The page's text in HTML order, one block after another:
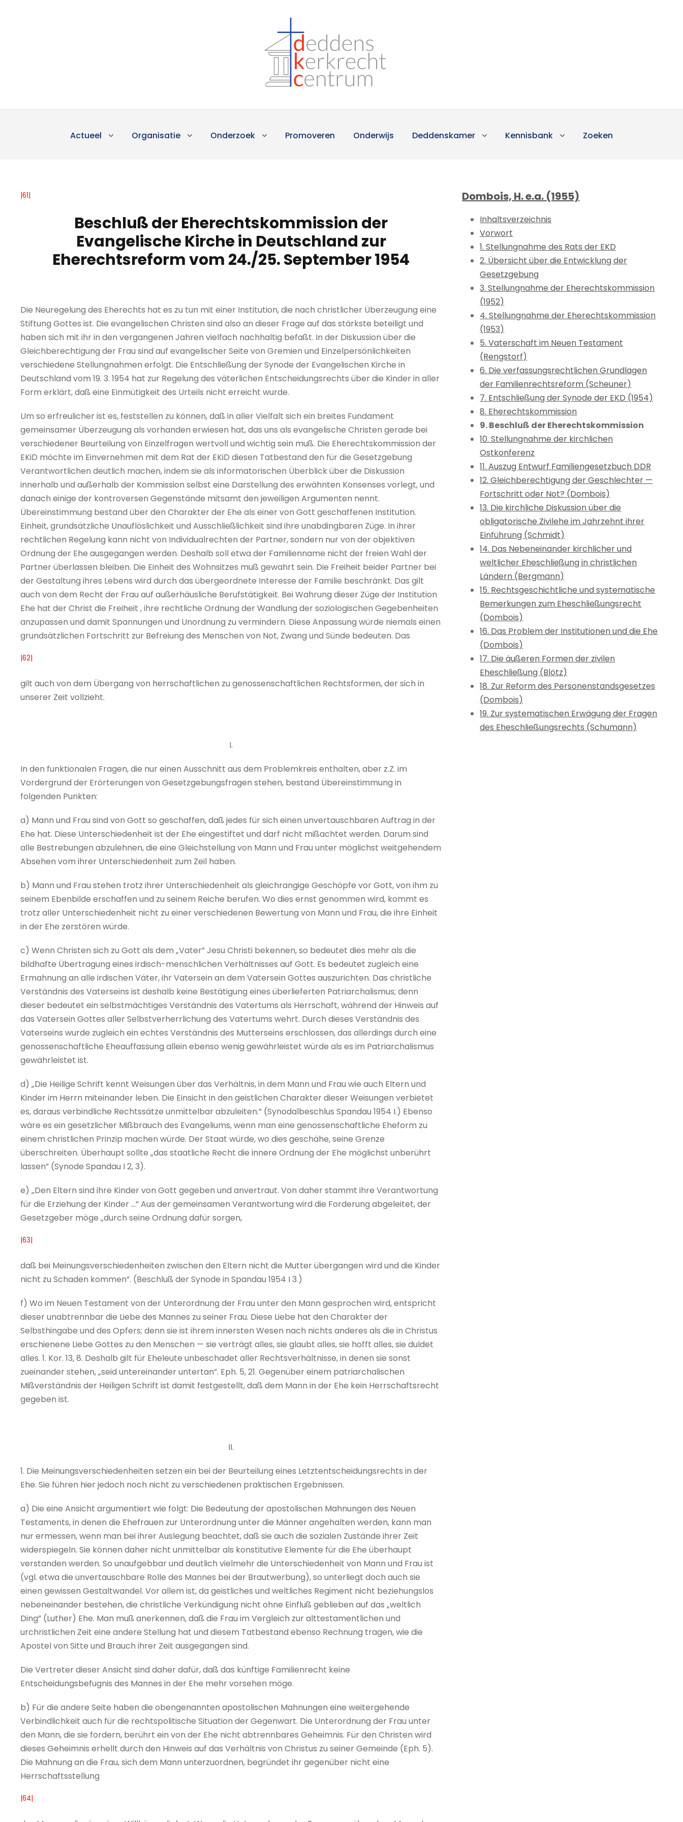
Actueel Organisatie Onderzoek Promoveren Onderwijs Deddenskamer Kennisbank Zoeken
|61|
Beschluß der Eherechtskommission der
Evangelische Kirche in Deutschland zur
Eherechtsreform vom 24./25. September 1954
Die Neuregelung des Eherechts hat es zu tun mit einer Institution, die nach christlicher Überzeugung eine
Stiftung Gottes ist. Die evangelischen Christen sind also an dieser Frage auf das stärkste beteiligt und
haben sich mit ihr in den vergangenen Jahren vielfach nachhaltig befaßt. In der Diskussion über die
Gleichberechtigung der Frau sind auf evangelischer Seite von Gremien und Einzelpersönlichkeiten
verschiedene Stellungnahmen erfolgt. Die Entschließung der Synode der Evangelischen Kirche in
Deutschland vom 19. 3. 1954 hat zur Regelung des väterlichen Entscheidungsrechts über die Kinder in aller
Form erklärt, daß eine Einmütigkeit des Urteils nicht erreicht wurde.
Um so erfreulicher ist es, feststellen zu können, daß in aller Vielfalt sich ein breites Fundament
gemeinsamer Überzeugung als vorhanden erwiesen hat, das uns als evangelische Christen gerade bei
verschiedener Beurteilung von Einzelfragen wertvoll und wichtig sein muß. Die Eherechtskommission der
EKiD möchte im Einvernehmen mit dem Rat der EKiD diesen Tatbestand den für die Gesetzgebung
Verantwortlichen deutlich machen, indem sie als informatorischen Überblick über die Diskussion
innerhalb und außerhalb der Kommission selbst eine Darstellung des erwähnten Konsenses vorlegt, und
danach einige der kontroversen Gegenstände mitsamt den jeweiligen Argumenten nennt.
Übereinstimmung bestand über den Charakter der Ehe als einer von Gott geschaffenen Institution.
Einheit, grundsätzliche Unauflöslichkeit und Ausschließlichkeit sind ihre unabdingbaren Züge. In ihrer
rechtlichen Regelung kann nicht von Individualrechten der Partner, sondern nur von der objektiven
Ordnung der Ehe ausgegangen werden. Deshalb soll etwa der Familienname nicht der freien Wahl der
Partner überlassen bleiben. Die Einheit des Wohnsitzes muß gewahrt sein. Die Freiheit beider Partner bei
der Gestaltung ihres Lebens wird durch das übergeordnete Interesse der Familie beschränkt. Das gilt
auch von dem Recht der Frau auf außerhäusliche Berufstätigkeit. Bei Wahrung dieser Züge der Institution
Ehe hat der Christ die Freiheit , ihre rechtliche Ordnung der Wandlung der soziologischen Gegebenheiten
anzupassen und damit Spannungen und Unordnung zu vermindern. Diese Anpassung würde niemals einen
grundsätzlichen Fortschritt zur Befreiung des Menschen von Not, Zwang und Sünde bedeuten. Das
|62|
gilt auch von dem Übergang von herrschaftlichen zu genossenschaftlichen Rechtsformen, der sich in
unserer Zeit vollzieht.
I.
In den funktionalen Fragen, die nur einen Ausschnitt aus dem Problemkreis enthalten, aber z.Z. im
Vordergrund der Erörterungen von Gesetzgebungsfragen stehen, bestand Übereinstimmung in
folgenden Punkten:
a) Mann und Frau sind von Gott so geschaffen, daß jedes für sich einen unvertauschbaren Auftrag in der
Ehe hat. Diese Unterschiedenheit ist der Ehe eingestiftet und darf nicht mißachtet werden. Darum sind
alle Bestrebungen abzulehnen, die eine Gleichstellung von Mann und Frau unter möglichst weitgehendem
Absehen vom ihrer Unterschiedenheit zum Zeil haben.
b) Mann und Frau stehen trotz ihrer Unterschiedenheit als gleichrangige Geschöpfe vor Gott, von ihm zu
seinem Ebenbilde erschaffen und zu seinem Reiche berufen. Wo dies ernst genommen wird, kommt es
trotz aller Unterschiedenheit nicht zu einer verschiedenen Bewertung von Mann und Frau, die ihre Einheit
in der Ehe zerstören würde.
c) Wenn Christen sich zu Gott als dem „Vater” Jesu Christi bekennen, so bedeutet dies mehr als die
bildhafte Übertragung eines irdisch-menschlichen Verhältnisses auf Gott. Es bedeutet zugleich eine
Ermahnung an alle irdischen Väter, ihr Vatersein an dem Vatersein Gottes auszurichten. Das christliche
Verständnis des Vaterseins ist deshalb keine Bestätigung eines überlieferten Patriarchalismus; denn
dieser bedeutet ein selbstmächtiges Verständnis des Vatertums als Herrschaft, während der Hinweis auf
das Vatersein Gottes aller Selbstverherrlichung des Vatertums wehrt. Durch dieses Verständnis des
Vaterseins wurde zugleich ein echtes Verständnis des Mutterseins erschlossen, das allerdings durch eine
genossenschaftliche Eheauffassung allein ebenso wenig gewährleistet würde als es im Patriarchalismus
gewährleistet ist.
d) „Die Heilige Schrift kennt Weisungen über das Verhältnis, in dem Mann und Frau wie auch Eltern und
Kinder im Herrn miteinander leben. Die Einsicht in den geistlichen Charakter dieser Weisungen verbietet
es, daraus verbindliche Rechtssätze unmittelbar abzuleiten.” (Synodalbeschlus Spandau 1954 I.) Ebenso
wäre es ein gesetzlicher Mißbrauch des Evangeliums, wenn man eine genossenschaftliche Eheform zu
einem christlichen Prinzip machen würde. Der Staat würde, wo dies geschähe, seine Grenze
überschreiten. Überhaupt sollte „das staatliche Recht die innere Ordnung der Ehe möglichst unberührt
lassen” (Synode Spandau I 2, 3).
e) „Den Eltern sind ihre Kinder von Gott gegeben und anvertraut. Von daher stammt ihre Verantwortung
für die Erziehung der Kinder ...” Aus der gemeinsamen Verantwortung wird die Forderung abgeleitet, der
Gesetzgeber möge „durch seine Ordnung dafür sorgen,
|63|
daß bei Meinungsverschiedenheiten zwischen den Eltern nicht die Mutter übergangen wird und die Kinder
nicht zu Schaden kommen”. (Beschluß der Synode in Spandau 1954 I 3.)
f) Wo im Neuen Testament von der Unterordnung der Frau unter den Mann gesprochen wird, entspricht
dieser unabtrennbar die Liebe des Mannes zu seiner Frau. Diese Liebe hat den Charakter der
Selbsthingabe und des Opfers; denn sie ist ihrem innersten Wesen nach nichts anderes als die in Christus
erschienene Liebe Gottes zu den Menschen — sie verträgt alles, sie glaubt alles, sie hofft alles, sie duldet
alles. 1. Kor. 13, 8. Deshalb gilt für Eheleute unbeschadet aller Rechtsverhältnisse, in denen sie sonst
zueinander stehen, „seid untereinander untertan”. Eph. 5, 21. Gegenüber einem patriarchalischen
Mißverständnis der Heiligen Schrift ist damit festgestellt, daß dem Mann in der Ehe kein Herrschaftsrecht
gegeben ist.
II.
1. Die Meinungsverschiedenheiten setzen ein bei der Beurteilung eines Letztentscheidungsrechts in der
Ehe. Sie führen hier jedoch noch nicht zu verschiedenen praktischen Ergebnissen.
a) Die eine Ansicht argumentiert wie folgt: Die Bedeutung der apostolischen Mahnungen des Neuen
Testaments, in denen die Ehefrauen zur Unterordnung unter die Männer angehalten werden, kann man
nur ermessen, wenn man bei ihrer Auslegung beachtet, daß sie auch die sozialen Zustände ihrer Zeit
widerspiegeln. Sie können daher nicht unmittelbar als konstitutive Elemente für die Ehe überhaupt
verstanden werden. So unaufgebbar und deutlich vielmehr die Unterschiedenheit von Mann und Frau ist
(vgl. etwa die unvertauschbare Rolle des Mannes bei der Brautwerbung), so unterliegt doch auch sie
einen gewissen Gestaltwandel. Vor allem ist, da geistliches und weltliches Regiment nicht beziehungslos
nebeneinander bestehen, die christliche Verkündigung nicht ohne Einfluß geblieben auf das „weltlich
Ding” (Luther) Ehe. Man muß anerkennen, daß die Frau im Vergleich zur alttestamentlichen und
urchristlichen Zeit eine andere Stellung hat und diesem Tatbestand ebenso Rechnung tragen, wie die
Apostel von Sitte und Brauch ihrer Zeit ausgegangen sind.
Die Vertreter dieser Ansicht sind daher dafür, daß das künftige Familienrecht keine
Entscheidungsbefugnis des Mannes in der Ehe mehr vorsehen möge.
b) Für die andere Seite haben die obengenannten apostolischen Mahnungen eine weitergehende
Verbindlichkeit auch für die rechtspolitische Situation der Gegenwart. Die Unterordnung der Frau unter
den Mann, die sie fordern, berührt ein von der Ehe nicht abtrennbares Geheimnis. Für den Christen wird
dieses Geheimnis erhellt durch den Hinweis auf das Verhältnis von Christus zu seiner Gemeinde (Eph. 5).
Die Mahnung an die Frau, sich dem Mann unterzuordnen, begründet ihr gegenüber nicht eine
Herrschaftsstellung
|64|
Dombois, H. e.a. (1955)
Inhaltsverzeichnis
Vorwort
1. Stellungnahme des Rats der EKD
2. Übersicht über die Entwicklung der
Gesetzgebung
3. Stellungnahme der Eherechtskommission
(1952)
4. Stellungnahme der Eherechtskommission
(1953)
5. Vaterschaft im Neuen Testament
(Rengstorf)
6. Die verfassungsrechtlichen Grundlagen
der Familienrechtsreform (Scheuner)
7. Entschließung der Synode der EKD (1954)
8. Eherechtskommission
9. Beschluß der Eherechtskommission
10. Stellungnahme der kirchlichen
Ostkonferenz
11. Auszug Entwurf Familiengesetzbuch DDR
12. Gleichberechtigung der Geschlechter —
Fortschritt oder Not? (Dombois)
13. Die kirchliche Diskussion über die
obligatorische Zivilehe im Jahrzehnt ihrer
Einführung (Schmidt)
14. Das Nebeneinander kirchlicher und
weltlicher Eheschließung in christlichen
Ländern (Bergmann)
15. Rechtsgeschichtliche und systematische
Bemerkungen zum Eheschließungsrecht
(Dombois)
16. Das Problem der Institutionen und die Ehe
(Dombois)
17. Die äußeren Formen der zivilen
Eheschließung (Blötz)
18. Zur Reform des Personenstandsgesetzes
(Dombois)
19. Zur systematischen Erwägung der Fragen
des Eheschließungsrechts (Schumann)